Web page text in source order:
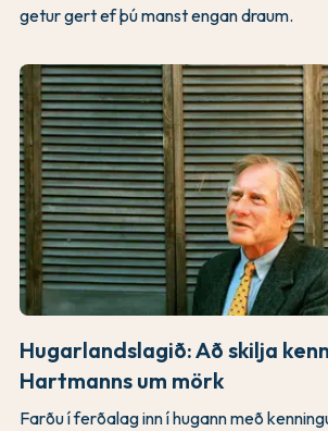
getur gert ef þú manst engan draum.
Hugarlandslagið: Að skilja
Hartmanns um mörk
Farðu í ferðalag inn í hugann með